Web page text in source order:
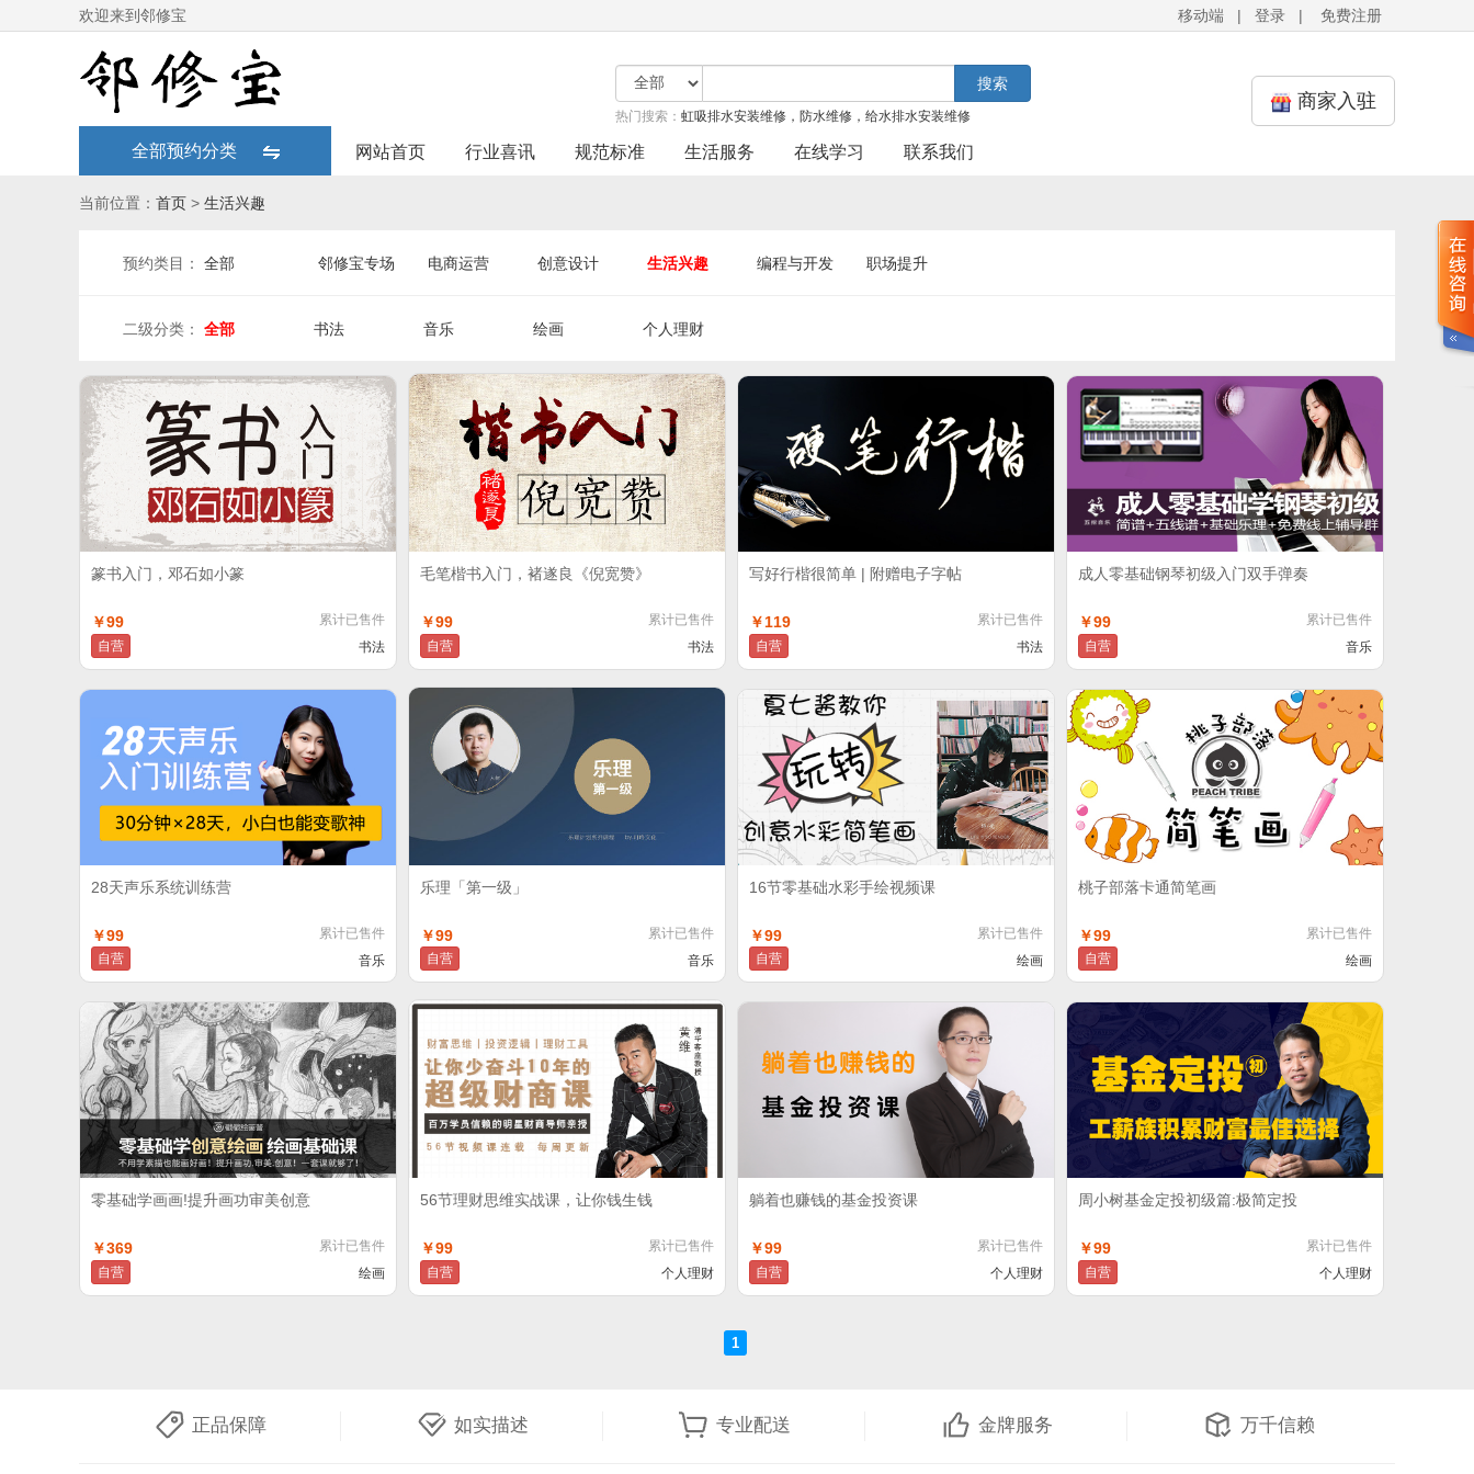
欢迎来到邻修宝 移动端 | 登录 | 免费注册
搜索
热门搜索： 虹吸排水安装维修，防水维修，给水排水安装维修
商家入驻
全部预约分类 网站首页 行业喜讯 规范标准 生活服务 在线学习 联系我们
当前位置： 首页 > 生活兴趣
预约类目： 全部 邻修宝专场 电商运营 创意设计 生活兴趣 编程与开发 职场提升
二级分类： 全部 书法 音乐 绘画 个人理财
篆书入门，邓石如小篆
￥99
累计已售件
自营
书法
毛笔楷书入门，褚遂良《倪宽赞》
￥99
累计已售件
自营
书法
写好行楷很简单 | 附赠电子字帖
￥119
累计已售件
自营
书法
成人零基础钢琴初级入门双手弹奏
￥99
累计已售件
自营
音乐
28天声乐系统训练营
￥99
累计已售件
自营
音乐
乐理「第一级」
￥99
累计已售件
自营
音乐
16节零基础水彩手绘视频课
￥99
累计已售件
自营
绘画
桃子部落卡通简笔画
￥99
累计已售件
自营
绘画
零基础学画画!提升画功审美创意
￥369
累计已售件
自营
绘画
56节理财思维实战课，让你钱生钱
￥99
累计已售件
自营
个人理财
躺着也赚钱的基金投资课
￥99
累计已售件
自营
个人理财
周小树基金定投初级篇:极简定投
￥99
累计已售件
自营
个人理财
1
正品保障 如实描述 专业配送 金牌服务 万千信赖